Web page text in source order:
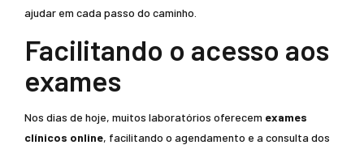
ajudar em cada passo do caminho.
Facilitando o acesso aos
exames
Nos dias de hoje, muitos laboratórios oferecem exames
clínicos online, facilitando o agendamento e a consulta dos